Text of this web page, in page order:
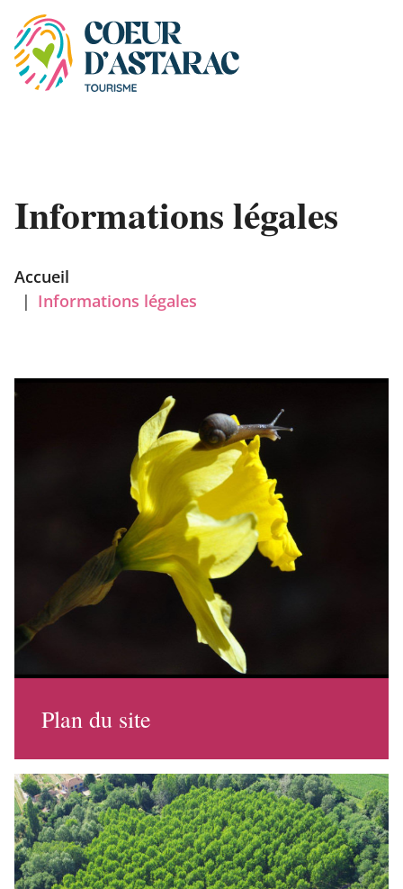
Panneau de gestion des cookies
Accueil
| Informations légales
Informations légales
Plan du site